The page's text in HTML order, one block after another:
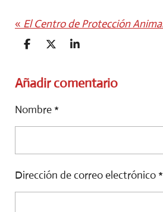
«
C
P
A
T
I
C
P
A
T
I
C
P
A
I
Añadir comentario
Nombre *
Dirección de correo electrónico *